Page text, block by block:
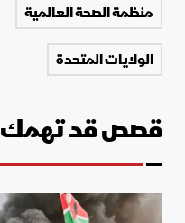
منظمة الصحة العالمية
الولايات المتحدة
قصص قد تهمك